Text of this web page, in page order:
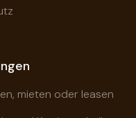
mieten oder leasen